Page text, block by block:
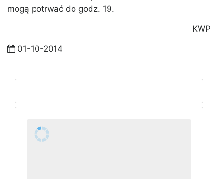
mogą potrwać do godz. 19.
KWP
01-10-2014